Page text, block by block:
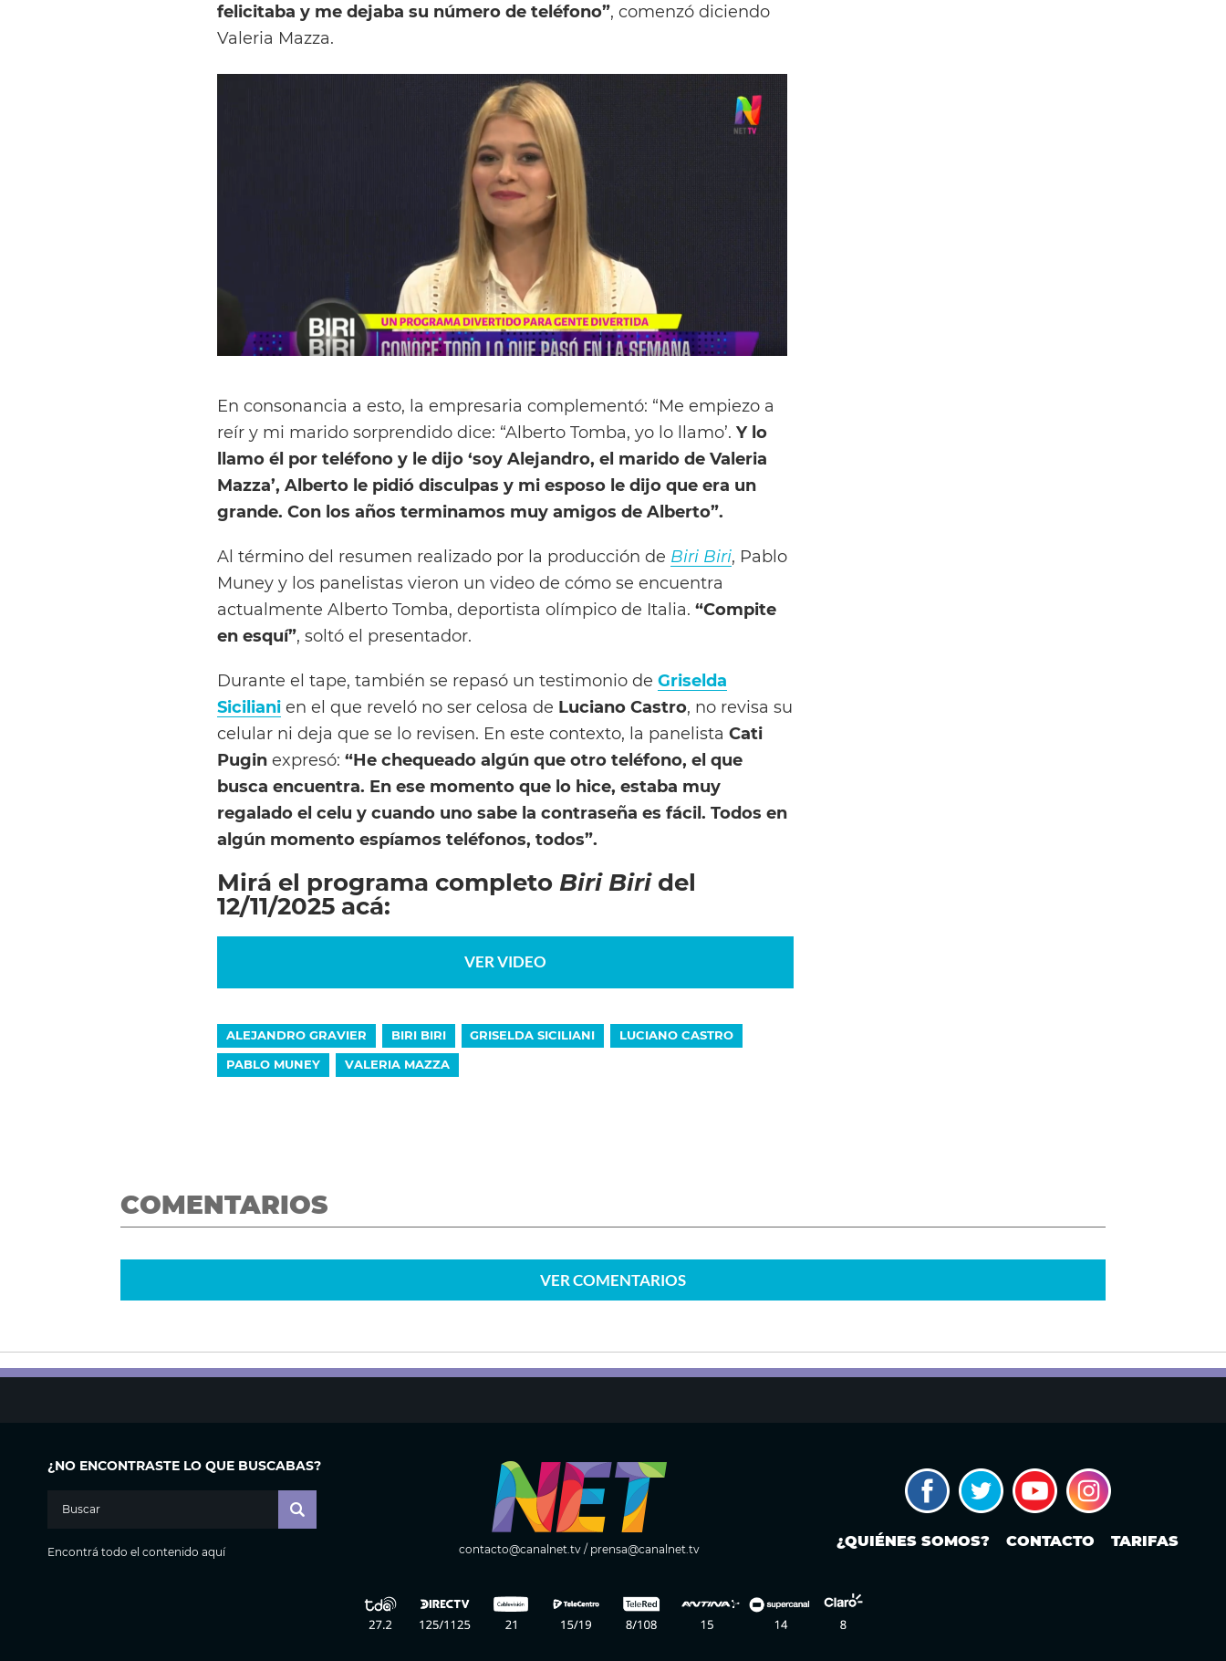
felicitaba y me dejaba su número de teléfono”, comenzó diciendo
Valeria Mazza.
En consonancia a esto, la empresaria complementó: “Me empiezo a
reír y mi marido sorprendido dice: “Alberto Tomba, yo lo llamo’. Y lo
llamo él por teléfono y le dijo ‘soy Alejandro, el marido de Valeria
Mazza’, Alberto le pidió disculpas y mi esposo le dijo que era un
grande. Con los años terminamos muy amigos de Alberto”.
Al término del resumen realizado por la producción de Biri Biri, Pablo
Muney y los panelistas vieron un video de cómo se encuentra
actualmente Alberto Tomba, deportista olímpico de Italia. “Compite
en esquí”, soltó el presentador.
Durante el tape, también se repasó un testimonio de Griselda
Siciliani en el que reveló no ser celosa de Luciano Castro, no revisa su
celular ni deja que se lo revisen. En este contexto, la panelista Cati
Pugin expresó: “He chequeado algún que otro teléfono, el que
busca encuentra. En ese momento que lo hice, estaba muy
regalado el celu y cuando uno sabe la contraseña es fácil. Todos en
algún momento espíamos teléfonos, todos”.
Mirá el programa completo Biri Biri del
12/11/2025 acá:
VER VIDEO
ALEJANDRO GRAVIER BIRI BIRI GRISELDA SICILIANI
LUCIANO CASTRO
PABLO MUNEY
VALERIA MAZZA
COMENTARIOS
VERCOMENTARIOS
¿NO ENCONTRASTE LO QUE BUSCABAS?
Encontrá todo el contenido aquí contacto@canalnet.tv/ prensa@canalnet.tv ¿QUIÉNES SOMOS? CONTACTO TARIFAS